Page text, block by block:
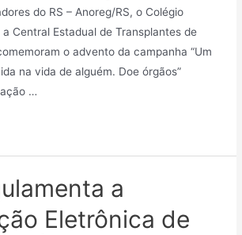
do RS – Anoreg/RS, o Colégio
Central Estadual de Transplantes de
o advento da campanha “Um
na vida de alguém. Doe órgãos”
…
a
Eletrônica de